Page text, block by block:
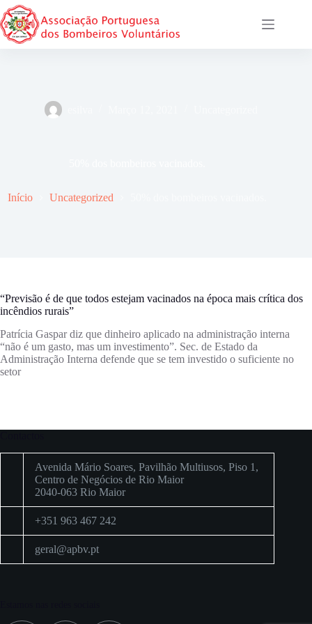
Pular
para
o
conteúdo
Início Uncategorized
“Previsão é de que todos estejam vacinados na época mais crítica dos
incêndios rurais”
Patrícia Gaspar diz que dinheiro aplicado na administração interna
“não é um gasto, mas um investimento”. Sec. de Estado da
Administração Interna defende que se tem investido o suficiente no
setor
Avenida Mário Soares, Pavilhão Multiusos, Piso 1,
Centro de Negócios de Rio Maior
2040-063 Rio Maior
+351 963 467 242
geral@apbv.pt